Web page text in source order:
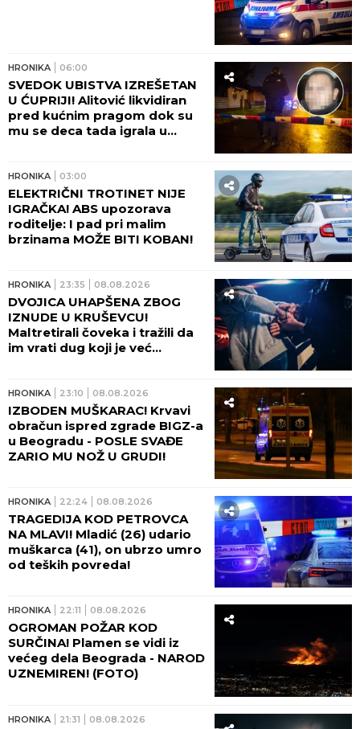
HRONIKA 06:00
SVEDOK UBISTVA IZREŠETAN
U ĆUPRIJI! Alitović likvidiran
pred kućnim pragom dok su
mu se deca tada igrala u
HRONIKA 03:00
ELEKTRIČNI TROTINET NIJE
IGRAČKA! ABS upozorava
roditelje: I pad pri malim
brzinama MOŽE BITI KOBAN!
HRONIKA 23:35 08.08.2026
DVOJICA UHAPŠENA ZBOG
IZNUDE U KRUŠEVCU!
Maltretirali čoveka i tražili da
im vrati dug koji je već
HRONIKA 23:10 08.08.2026
IZBODEN MUŠKARAC! Krvavi
obračun ispred zgrade BIGZ-a
u Beogradu - POSLE SVAĐE
ZARIO MU NOŽ U GRUDI!
HRONIKA 22:24 08.08.2026
TRAGEDIJA KOD PETROVCA
NA MLAVI! Mladić (26) udario
muškarca (41), on ubrzo umro
od teških povreda!
HRONIKA 22:11 08.08.2026
OGROMAN POŽAR KOD
SURČINA! Plamen se vidi iz
većeg dela Beograda - NAROD
UZNEMIREN! (FOTO)
HRONIKA 21:31 08.08.2026